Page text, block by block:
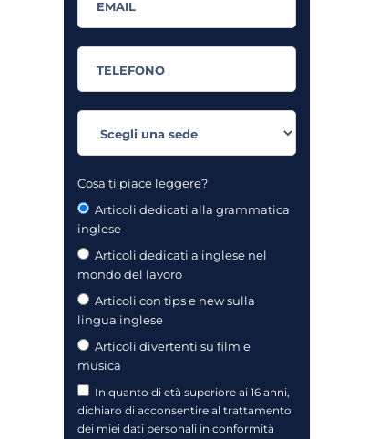
Cosa ti piace leggere?
Articoli dedicati alla grammatica
inglese
Articoli dedicati a inglese nel
mondo del lavoro
Articoli con tips e new sulla
lingua inglese
Articoli divertenti su film e
musica
In quanto di età superiore ai 16 anni,
dichiaro di acconsentire al trattamento
dei miei dati personali in conformità